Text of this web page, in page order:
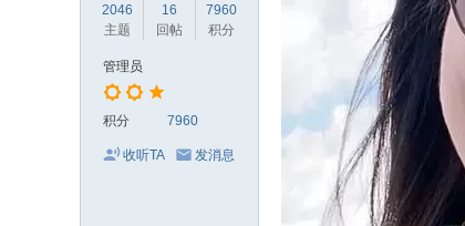
2046
主题
16
回帖
7960
积分
管理员
积分 7960
收听TA 发消息